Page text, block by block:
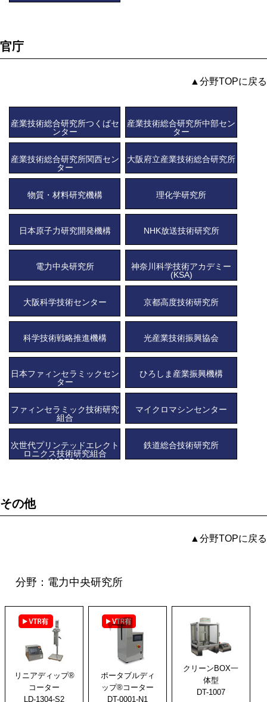
官庁
▲分野TOPに戻る
産業技術総合研究所つくばセ
ンター
産業技術総合研究所中部セン
ター
産業技術総合研究所関西セン
ター
大阪府立産業技術総合研究所
物質・材料研究機構 理化学研究所
日本原子力研究開発機構 NHK放送技術研究所
電力中央研究所
神奈川科学技術アカデミー
(KSA)
大阪科学技術センター 京都高度技術研究所
科学技術戦略推進機構 光産業技術振興協会
日本ファィンセラミックセン
ター
ひろしま産業振興機構
ファィンセラミック技術研究
組合
マイクロマシンセンター
次世代プリンテッドエレクト
ロニクス技術研究組合
(JAPERA)
鉄道総合技術研究所
その他
▲分野TOPに戻る
分野：電力中央研究所
リニアディップ®
コーター
LD-1304-S2
ポータブルディ
ップ®コーター
DT-0001-N1
クリーンBOX一
体型
DT-1007